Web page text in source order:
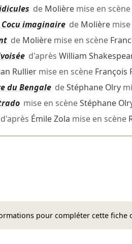
de Molièremise en scène
imaginairede Molièremise
de Molièremise en scène
d'après William
Rulliermise en scène François
du BengaledeStéphane Olry
mise en scèneStéphane
d'après Émile Zola mise en scène
pour compléter cette fiche